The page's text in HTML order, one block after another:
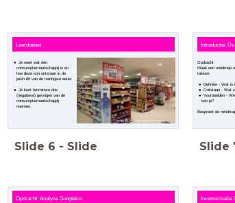
Leerdoelen
Je weet wat een
consumptiemaatschappij is en
hoe deze kon ontstaan in de
jaren 60 van de twintigste eeuw.
Je kunt tenminste drie
(negatieve) gevolgen van de
consumptiemaatschappij
noemen.
G.Lanting, CC BY 4.0 via Wikimedia Commons
Slide 6 - Slide
Introductie:
Opdracht
Maak een mindmap
takken:
Definitie - Wat is
Ontstaan - Wat
Voorbeelden -
ken je?
Bespreek de
Slide
Opdracht: Analyse Songtekst Inventarisatie: